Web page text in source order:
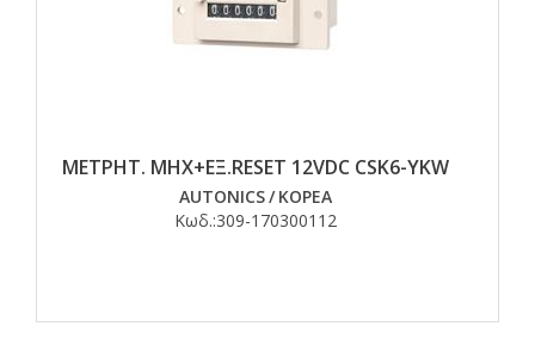
ΜΕΤΡΗΤ. MHX+EΞ.RESET 12VDC CSK6-YKW
AUTONICS/ ΚΟΡΕΑ
Κωδ.:309-170300112